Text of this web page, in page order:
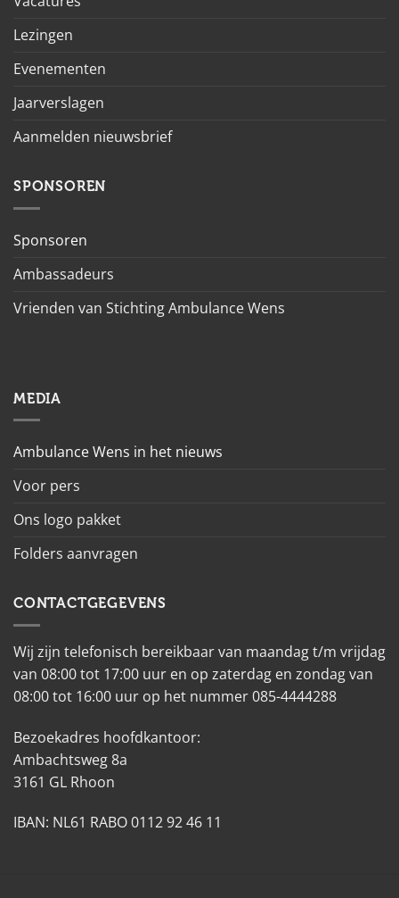
Lezingen
Evenementen
Jaarverslagen
Aanmelden nieuwsbrief
SPONSOREN
Sponsoren
Ambassadeurs
Vrienden van Stichting Ambulance Wens
MEDIA
Ambulance Wens in het nieuws
Voor pers
Ons logo pakket
Folders aanvragen
CONTACTGEGEVENS
Wij zijn telefonisch bereikbaar van maandag t/m vrijdag
van 08:00 tot 17:00 uur en op zaterdag en zondag van
08:00 tot 16:00 uur op het nummer 085-4444288
Bezoekadres hoofdkantoor:
Ambachtsweg 8a
3161 GL Rhoon
IBAN: NL61 RABO 0112 92 46 11